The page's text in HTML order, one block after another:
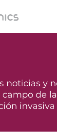
noticias y
de la
invasiva